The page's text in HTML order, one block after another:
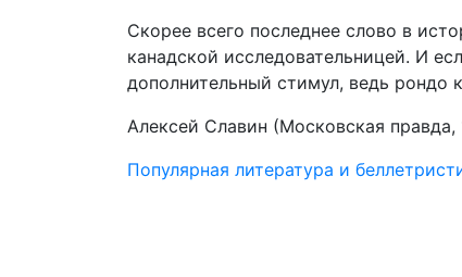
Скорее всего последнее слово в
канадской исследовательницей. И
дополнительный стимул, ведь рондо
Алексей Славин (Московская правда,
Популярная литература и